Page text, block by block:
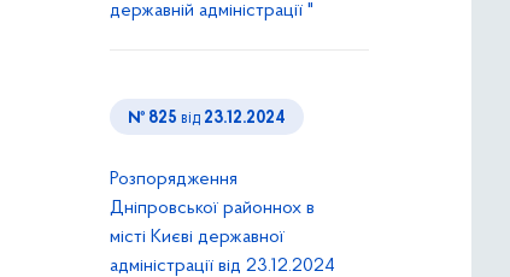
державній адміністрації "
№ 825 від 23.12.2024
Розпорядження
Дніпровської районнох в
місті Києві державної
адміністрації від 23.12.2024